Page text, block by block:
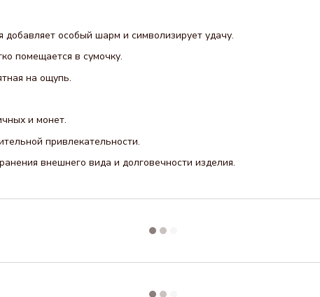
особый шарм и символизирует удачу.
помещается в сумочку.
на ощупь.
и монет.
привлекательности.
внешнего вида и долговечности изделия.